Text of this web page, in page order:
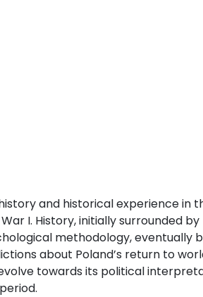
and historical experience in
I. History, initially surrounded by
methodology, eventually
about Poland’s return to
towards its political